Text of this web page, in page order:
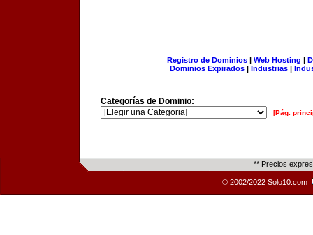
Registro de Dominios| Web Hosting |
Dominios Expirados | Industrias |
Categorías de Dominio:
[Pág.
** Precios
© 2002/2022 Solo10.com